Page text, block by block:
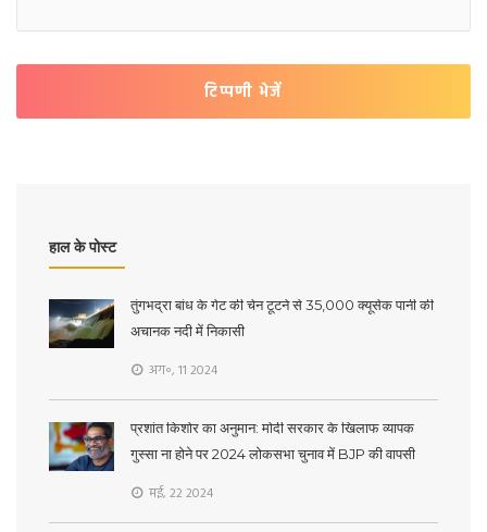
टिप्पणी भेजें
हाल के पोस्ट
तुंगभद्रा बांध के गेट की चेन टूटने से 35,000 क्यूसेक पानी की
अचानक नदी में निकासी
अग॰, 11 2024
प्रशांत किशोर का अनुमान: मोदी सरकार के खिलाफ व्यापक
गुस्सा ना होने पर 2024 लोकसभा चुनाव में BJP की वापसी
मई, 22 2024